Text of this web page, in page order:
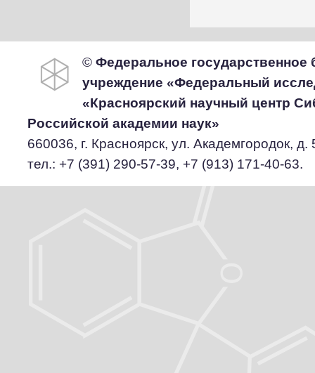
© Федеральное государственное
учреждение «Федеральный
«Красноярский научный центр
Российской академии наук»
660036, г. Красноярск, ул. Академгородок, д.
тел.: +7 (391) 290-57-39, +7 (913) 171-40-63.